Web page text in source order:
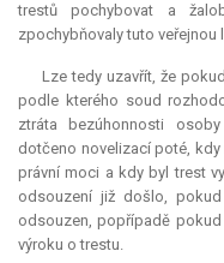
trestů pochybovat a
zpochybňovaly tuto veřejnou
Lze tedy uzavřít, že
podle kterého soud
ztráta bezúhonnosti
dotčeno novelizací poté,
právní moci a kdy byl trest
odsouzení již došlo,
odsouzen, popřípadě
výroku o trestu.